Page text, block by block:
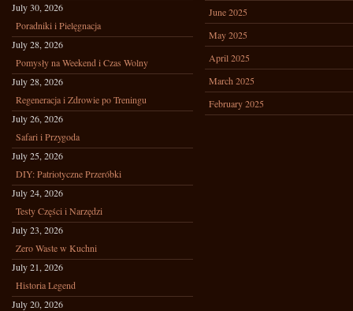
July 30, 2026
Poradniki i Pielęgnacja
July 28, 2026
Pomysły na Weekend i Czas Wolny
July 28, 2026
Regeneracja i Zdrowie po Treningu
July 26, 2026
Safari i Przygoda
July 25, 2026
DIY: Patriotyczne Przeróbki
July 24, 2026
Testy Części i Narzędzi
July 23, 2026
Zero Waste w Kuchni
July 21, 2026
Historia Legend
July 20, 2026
June 2025
May 2025
April 2025
March 2025
February 2025